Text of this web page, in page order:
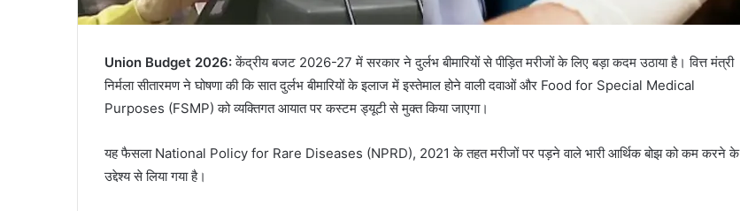
Union Budget 2026:केंद्रीय बजट 2026-27 में सरकार ने दुर्लभ बीमारियों से पीड़ित मरीजों के लिए बड़ा कदम उठाया है। वित्त मंत्री
निर्मला सीतारमण ने घोषणा की कि सात दुर्लभ बीमारियों के इलाज में इस्तेमाल होने वाली दवाओं और Food for Special Medical
Purposes (FSMP) को व्यक्तिगत आयात पर कस्टम ड्यूटी से मुक्त किया जाएगा।
यह फैसला National Policy for Rare Diseases (NPRD), 2021 के तहत मरीजों पर पड़ने वाले भारी आर्थिक बोझ को कम करने के
उद्देश्य से लिया गया है।